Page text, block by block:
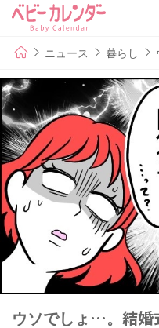
ニュース 暮らし
ウソでしょ…。結婚